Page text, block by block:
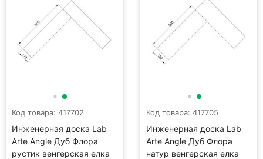
Код товара: 417702
Инженерная доска Lab
Arte Angle Дуб Флора
рустик венгерская елка
Код товара: 417705
Инженерная доска Lab
Arte Angle Дуб Флора
натур венгерская елка